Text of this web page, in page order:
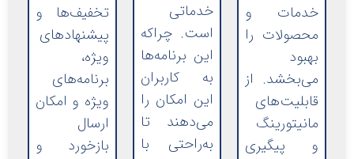
خدمات و
محصولات را
می‌بخشد. از
قابلیت‌های
مانیتورینگ
و پیگیری
خدماتی
است. چراکه
این برنامه‌ها
به کاربران
این امکان را
می‌دهند تا
به‌راحتی با
تخفیف‌ها و
پیشنهاد‌های
ویژه،
برنامه‌های
ویژه و امکان
ارسال
بازخورد و